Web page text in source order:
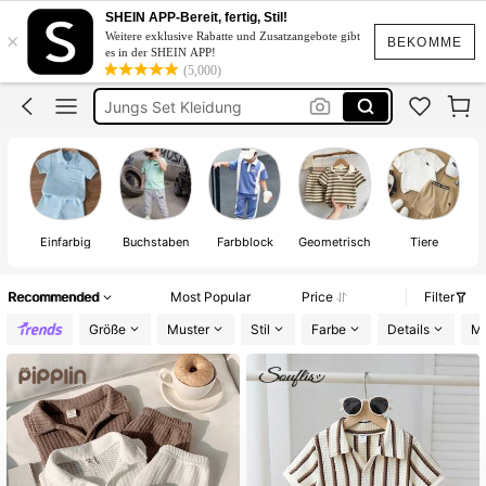
BEKOMME
×
SHEIN APP-Bereit, fertig, Stil!
Weitere exklusive Rabatte und Zusatzangebote gibt
es in der SHEIN APP!
(5,000)
Kinderjunge
Jungs Sommer Outfits
Jungs Set Kleidung
Jungen Sommer Outfit
Kinderjunge
Einfarbig Buchstaben Farbblock Geometrisch Tiere
Recommended Most Popular Price
Filter
Größe
Muster Stil Farbe Details